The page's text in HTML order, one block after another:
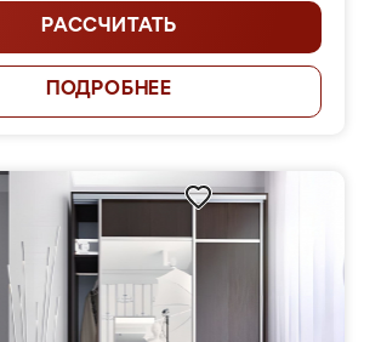
РАССЧИТАТЬ
ПОДРОБНЕЕ